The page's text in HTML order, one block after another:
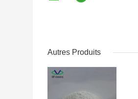
Autres Produits